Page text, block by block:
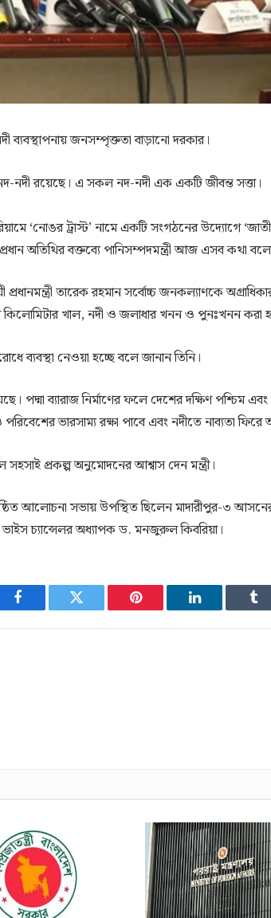
ব্যবস্থাপনায় জনসম্পৃক্ততা বাড়ানো দরকার।
নদী রয়েছে। এ সকল নদ-নদী এক একটি জীবন্ত সত্তা।
‘নোঙর ট্রাস্ট’ নামে একটি সংগঠনের উদ্যোগে
অতিথির বক্তব্যে পানিসম্পদমন্ত্রী আজ এসব কথা
তারেক রহমান সর্বোচ্চ জনকল্যাণকে
কিলোমিটার খাল, নদী ও জলাধার খনন ও পুনঃখনন করা
ব্যবস্থা নেওয়া হচ্ছে বলে জানান তিনি।
পদ্মা ব্যারাজ নির্মাণের ফলে দেশের দক্ষিণ পশ্চিম
ভারসাম্য রক্ষা পাবে এবং নদীতে নাব্যতা
সহসাই প্রকল্প অনুমোদনের আশ্বাস দেন মন্ত্রী।
আলোচনা সভায় উপস্থিত ছিলেন মাদারীপুর-৩
ভাইস চ্যান্সেলর অধ্যাপক ড. মনজুরুল কিবরিয়া।
Facebook Twitter Pinterest LinkedIn